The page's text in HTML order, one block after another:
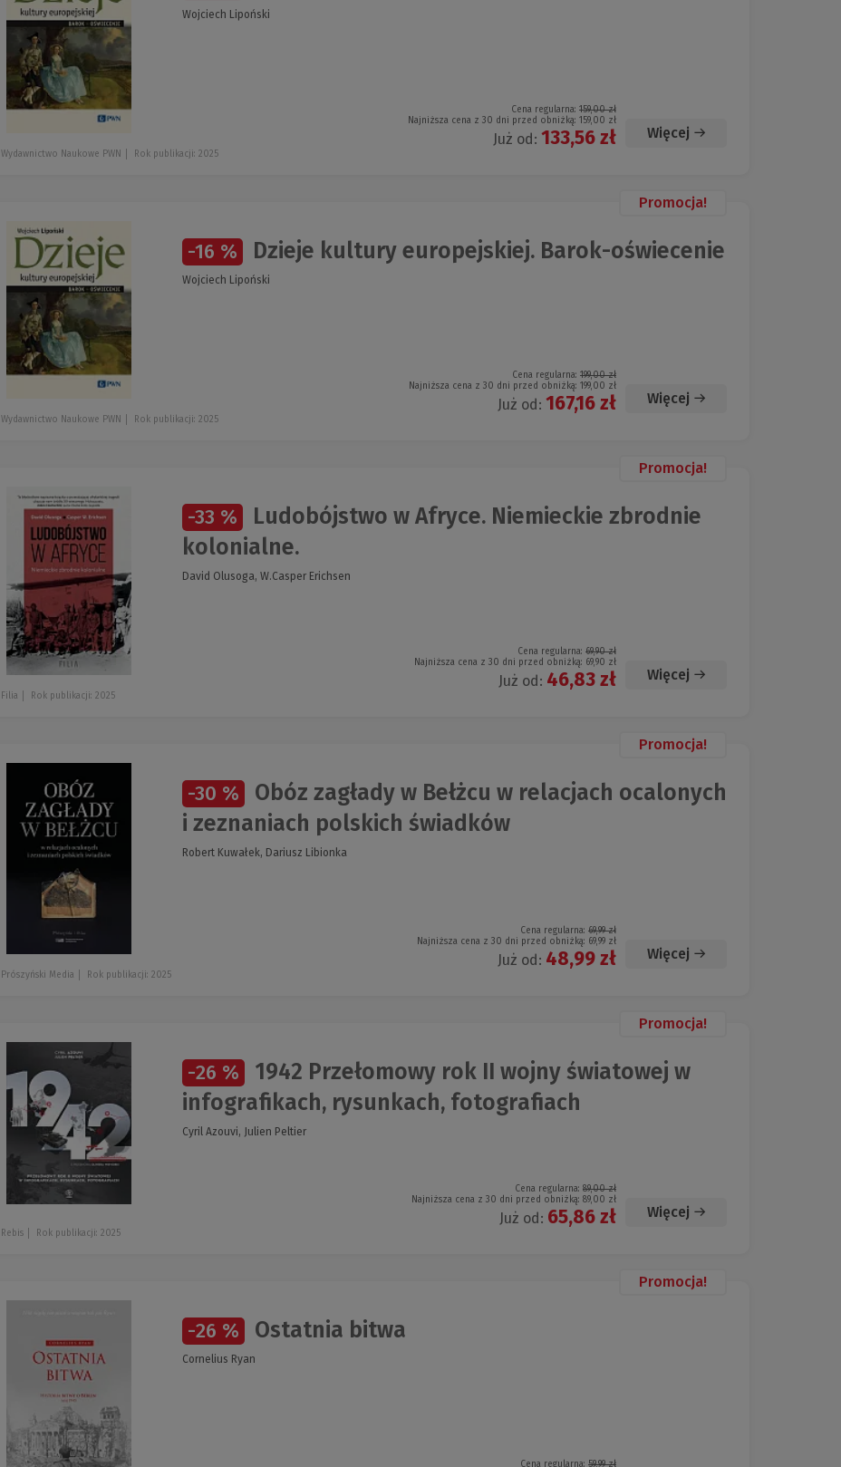
Wojciech Lipoński
Cena regularna: 159,00 zł
Najniższa cena z 30 dni przed obniżką: 159,00 zł
Już od: 133,56 zł Więcej
Wydawnictwo Naukowe PWN Rok publikacji: 2025
Promocja!
-16 % Dzieje kultury europejskiej. Barok-oświecenie
Wojciech Lipoński
Cena regularna: 199,00 zł
Najniższa cena z 30 dni przed obniżką: 199,00 zł
Już od: 167,16 zł Więcej
Wydawnictwo Naukowe PWN Rok publikacji: 2025
Promocja!
-33 %
Ludobójstwo w Afryce. Niemieckie zbrodnie
kolonialne.
David Olusoga, W.Casper Erichsen
Cena regularna: 69,90 zł
Najniższa cena z 30 dni przed obniżką: 69,90 zł
Już od: 46,83 zł Więcej
Filia Rok publikacji: 2025
Promocja!
-30 %
Obóz zagłady w Bełżcu w relacjach ocalonych
i zeznaniach polskich świadków
Robert Kuwałek, Dariusz Libionka
Cena regularna: 69,99 zł
Najniższa cena z 30 dni przed obniżką: 69,99 zł
Już od: 48,99 zł Więcej
Prószyński Media Rok publikacji: 2025
Promocja!
-26 %
1942 Przełomowy rok II wojny światowej w
infografikach, rysunkach, fotografiach
Cyril Azouvi, Julien Peltier
Cena regularna: 89,00 zł
Najniższa cena z 30 dni przed obniżką: 89,00 zł
Już od: 65,86 zł Więcej
Rebis Rok publikacji: 2025
Promocja!
-26 % Ostatnia bitwa
Cornelius Ryan
Cena regularna: 59,99 zł